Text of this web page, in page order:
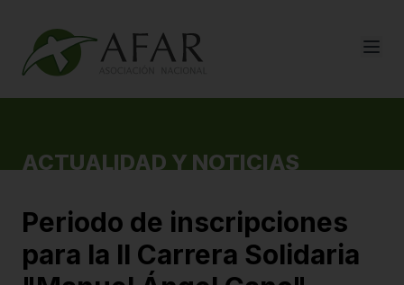
ACTUALIDAD Y NOTICIAS
Periodo de inscripciones
para la II Carrera Solidaria